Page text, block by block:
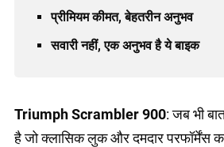
प्रीमियम कीमत, बेहतरीन अनुभव
सवारी नहीं, एक अनुभव है ये बाइक
Triumph Scrambler 900: जब भी
है जो क्लासिक लुक और दमदार परफॉर्मेंस